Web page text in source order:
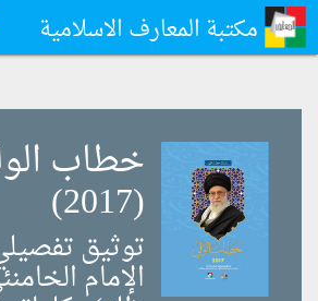
مكتبة المعارف الاسلامية
خطاب
(2017)
توثيق
الإمام